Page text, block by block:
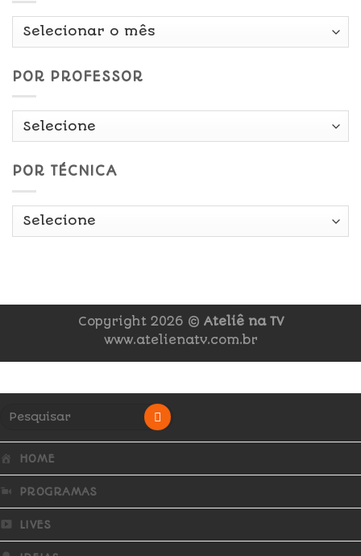
Por
POR PROFESSOR
POR TÉCNICA
Copyright 2026 © Ateliê na TV
www.atelienatv.com.br
HOME
PROGRAMAS
LIVES